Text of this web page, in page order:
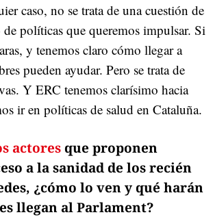
caso, no se trata de una cuestión de
políticas que queremos impulsar. Si
y tenemos claro cómo llegar a
pueden ayudar. Pero se trata de
Y ERC tenemos clarísimo hacia
ir en políticas de salud en Cataluña.
actoresque proponen
a la sanidad de los recién
¿cómo lo ven y qué harán
llegan al Parlament?